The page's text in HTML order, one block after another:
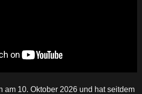
am 10. Oktober 2026 und hat seitdem